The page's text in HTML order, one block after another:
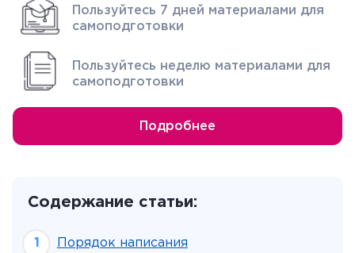
Пользуйтесь 7 дней материалами для
самоподготовки
Пользуйтесь неделю материалами для
самоподготовки
Подробнее
Содержание статьи:
Порядок написания